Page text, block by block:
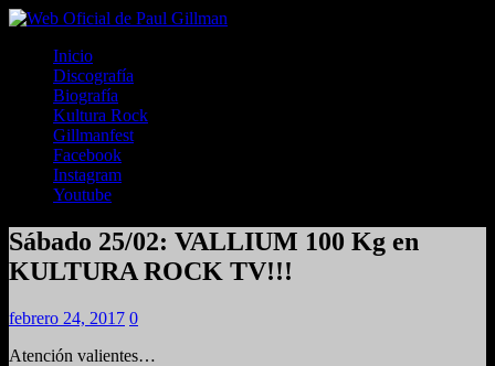
Inicio
Discografía
Biografía
Kultura Rock
Gillmanfest
Facebook
Instagram
Youtube
Sábado 25/02: VALLIUM 100 Kg en
KULTURA ROCK TV!!!
febrero 24, 2017 0
Atención valientes…